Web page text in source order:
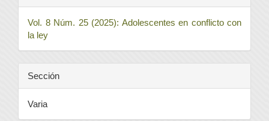
Vol. 8 Núm. 25 (2025): Adolescentes en conflicto con
la ley
Sección
Varia